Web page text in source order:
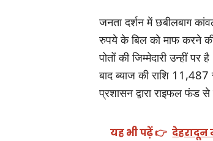
जनता दर्शन में छबीलबाग
रुपये के बिल को माफ करने
पोतों की जिम्मेदारी उन्हीं
बाद ब्याज की राशि
प्रशासन द्वारा राइफल फंड
यह भी पढ़ें 👉 देहरादून